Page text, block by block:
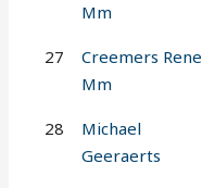
Mm
27
Creemers Rene
Mm
28
Michael
Geeraerts